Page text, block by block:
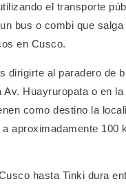
el transporte
bus o combi que salga
en Cusco.
dirigirte al paradero de
Av. Huayruropata o en la
como destino la
a aproximadamente 100
hasta Tinki dura